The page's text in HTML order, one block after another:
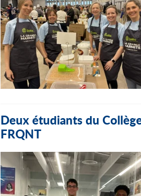
Deux étudiants du
FRQNT